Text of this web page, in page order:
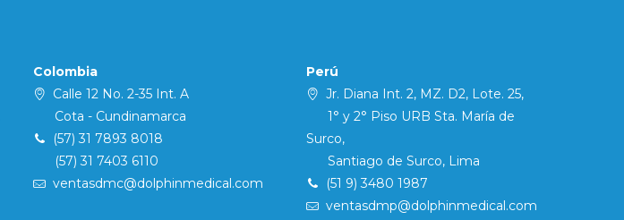
Colombia
Calle 12 No. 2-35 Int. A
Cota - Cundinamarca
(57) 31 7893 8018
(57) 31 7403 6110
ventasdmc@dolphinmedical.com
Perú
Jr. Diana Int. 2, MZ. D2, Lote. 25,
1° y 2° Piso URB Sta. María de
Surco,
Santiago de Surco, Lima
(51 9) 3480 1987
ventasdmp@dolphinmedical.com